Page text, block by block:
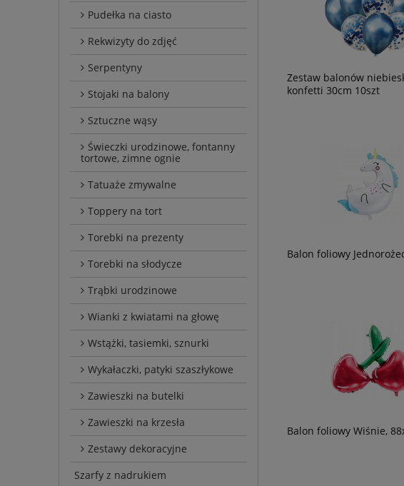
Pudełka na ciasto
Rekwizyty do zdjęć
Serpentyny
Stojaki na balony
Sztuczne wąsy
Świeczki urodzinowe, fontanny
tortowe, zimne ognie
Tatuaże zmywalne
Toppery na tort
Torebki na prezenty
Torebki na słodycze
Trąbki urodzinowe
Wianki z kwiatami na głowę
Wstążki, tasiemki, sznurki
Wykałaczki, patyki szaszłykowe
Zawieszki na butelki
Zawieszki na krzesła
Zestawy dekoracyjne
Szarfy z nadrukiem
Zestaw balonów
konfetti 30cm 10szt
Balon foliowy
Balon foliowy Wiśnie,